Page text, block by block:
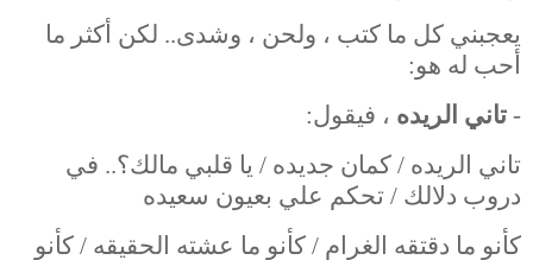
يعجبني كل ما كتب ، ولحن ، وشدى.. لكن أكثر ما
أحب له هو:
- تاني الريده ، فيقول:
تاني الريده / كمان جديده / يا قلبي مالك؟.. في
دروب دلالك / تحكم علي بعيون سعيده
كأنو ما دقتقه الغرام / كأنو ما عشته الحقيقه / كأنو